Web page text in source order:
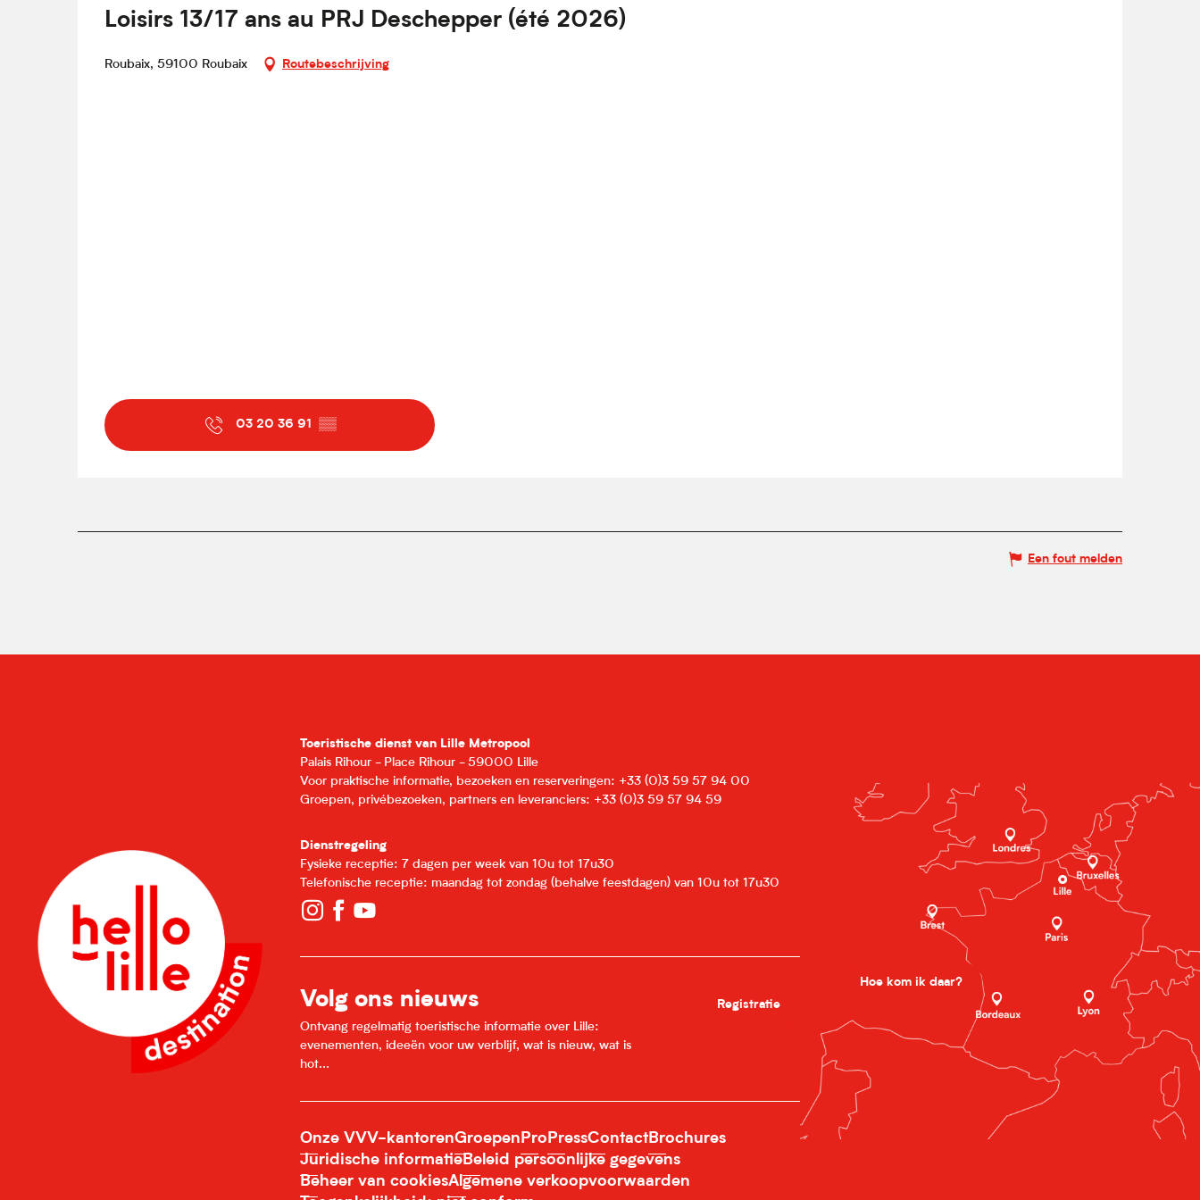
Loisirs 13/17 ans au PRJ Deschepper (été 2026)
Roubaix, 59100 Roubaix Routebeschrijving
03 20 36 91 ▒▒
Een fout melden
Toeristische dienst van Lille Metropool
Palais Rihour - Place Rihour - 59000 Lille
Voor praktische informatie, bezoeken en reserveringen: +33 (0)3 59 57 94 00
Groepen, privébezoeken, partners en leveranciers: +33 (0)3 59 57 94 59
Dienstregeling
Fysieke receptie: 7 dagen per week van 10u tot 17u30
Telefonische receptie: maandag tot zondag (behalve feestdagen) van 10u tot 17u30
Volg ons nieuws
Ontvang regelmatig toeristische informatie over Lille:
evenementen, ideeën voor uw verblijf, wat is nieuw, wat is
hot...
Registratie
Onze VVV-kantorenGroepen Pro PressContactBrochures
Juridische informatieBeleid persoonlijke gegevens
Beheer van cookiesAlgemene verkoopvoorwaarden
Hoe kom ik daar?